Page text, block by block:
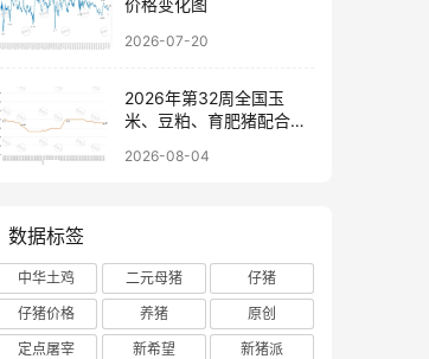
价格变化图
2026-07-20
2026年第32周全国玉
米、豆粕、育肥猪配合饲
2026-08-04
数据标签
中华土鸡 二元母猪
仔猪
仔猪价格
养猪
原创
定点屠宰
新希望
新猪派